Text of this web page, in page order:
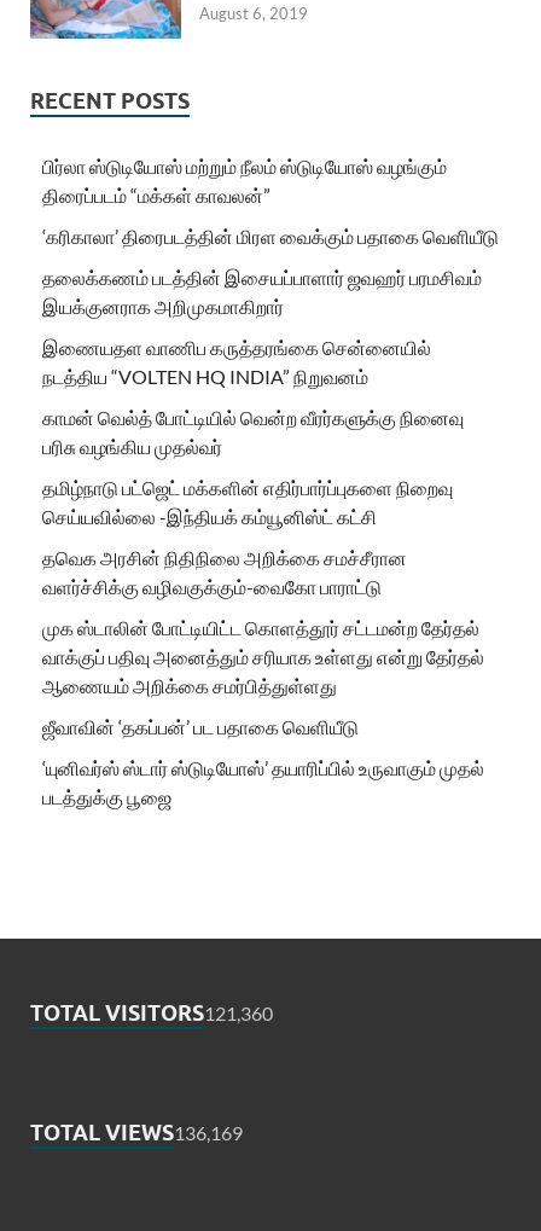
August 6, 2019
RECENT POSTS
பிர்லா ஸ்டுடியோஸ் மற்றும் நீலம் ஸ்டுடியோஸ் வழங்கும்
திரைப்படம் “மக்கள் காவலன்”
‘கரிகாலா’ திரைபடத்தின் மிரள வைக்கும் பதாகை வெளியீடு
தலைக்கணம் படத்தின் இசையப்பாளார் ஜவஹர் பரமசிவம்
இயக்குனராக அறிமுகமாகிறார்
இணையதள வாணிப கருத்தரங்கை சென்னையில்
நடத்திய “VOLTEN HQ INDIA” நிறுவனம்
காமன் வெல்த் போட்டியில் வென்ற வீரர்களுக்கு நினைவு
பரிசு வழங்கிய முதல்வர்
தமிழ்நாடு பட்ஜெட் மக்களின் எதிர்பார்ப்புகளை நிறைவு
செய்யவில்லை -இந்தியக் கம்யூனிஸ்ட் கட்சி
தவெக அரசின் நிதிநிலை அறிக்கை சமச்சீரான
வளர்ச்சிக்கு வழிவகுக்கும்-வைகோ பாராட்டு
முக ஸ்டாலின் போட்டியிட்ட கொளத்தூர் சட்டமன்ற தேர்தல்
வாக்குப் பதிவு அனைத்தும் சரியாக உள்ளது என்று தேர்தல்
ஆணையம் அறிக்கை சமர்பித்துள்ளது
ஜீவாவின் ‘தகப்பன்’ பட பதாகை வெளியீடு
‘யுனிவர்ஸ் ஸ்டார் ஸ்டுடியோஸ்’ தயாரிப்பில் உருவாகும் முதல்
படத்துக்கு பூஜை
TOTAL VISITORS121,360
TOTAL VIEWS136,169